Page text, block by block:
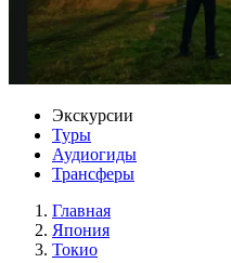
Экскурсии
Туры
Аудиогиды
Трансферы
Главная
Япония
Токио